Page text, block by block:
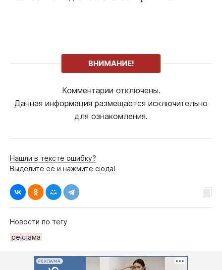
ВНИМАНИЕ!
Комментарии отключены.
Данная информация размещается исключительно
для ознакомления.
Нашли в тексте ошибку?
Выделите её и нажмите сюда!
Новости по тегу
рeклама
РЕКЛАМА